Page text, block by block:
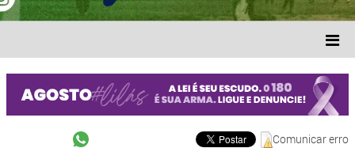
Comunicar erro